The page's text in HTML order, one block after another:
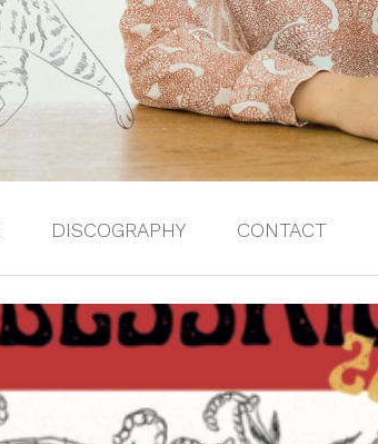
DISCOGRAPHY CONTACT